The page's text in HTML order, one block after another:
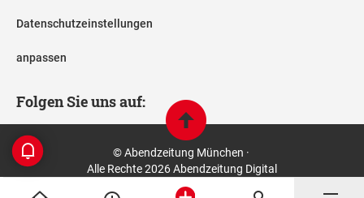
Datenschutzeinstellungen
anpassen
Folgen Sie uns auf:
© Abendzeitung München ·
Alle Rechte 2026 Abendzeitung Digital